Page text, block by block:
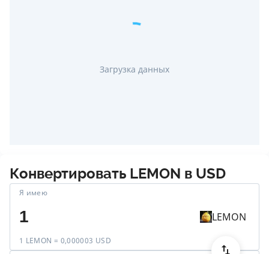
Загрузка данных
Конвертировать LEMON в USD
Я имею
1 LEMON = 0,000003 USD
LEMON